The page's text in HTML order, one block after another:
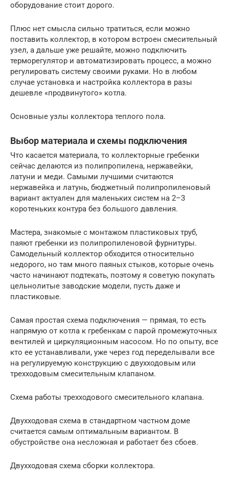
оборудование стоит дорого.
Плюс нет смысла сильно тратиться, если можно
поставить коллектор, в котором встроен смесительный
узел, а дальше уже решайте, можно подключить
терморегулятор и автоматизировать процесс, а можно
регулировать систему своими руками. Но в любом
случае установка и настройка коллектора в разы
дешевле «продвинутого» котла.
Основные узлы коллектора теплого пола.
Выбор материала и схемы подключения
Что касается материала, то коллекторные гребенки
сейчас делаются из полипропилена, нержавейки,
латуни и меди. Самыми лучшими считаются
нержавейка и латунь, бюджетный полипропиленовый
вариант актуален для маленьких систем на 2–3
коротеньких контура без большого давления.
Мастера, знакомые с монтажом пластиковых труб,
паяют гребенки из полипропиленовой фурнитуры.
Самодельный коллектор обходится относительно
недорого, но там много паяных стыков, которые очень
часто начинают подтекать, поэтому я советую покупать
цельнолитые заводские модели, пусть даже и
пластиковые.
Самая простая схема подключения — прямая, то есть
напрямую от котла к гребенкам с парой промежуточных
вентилей и циркуляционным насосом. Но по опыту, все
кто ее устанавливали, уже через год переделывали все
на регулируемую конструкцию с двухходовым или
трехходовым смесительным клапаном.
Схема работы трехходового смесительного клапана.
Двухходовая схема в стандартном частном доме
считается самым оптимальным вариантом. В
обустройстве она несложная и работает без сбоев.
Двухходовая схема сборки коллектора.